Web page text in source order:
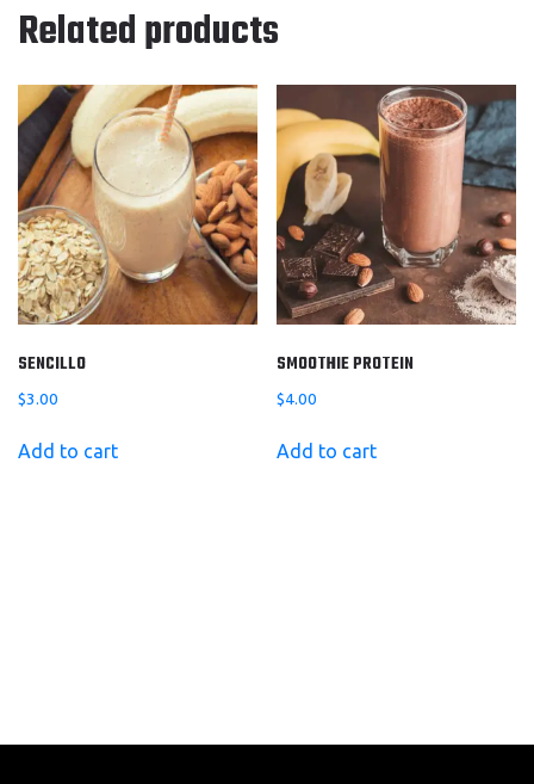
Related products
SENCILLO
$3.00
Add to cart
SMOOTHIE PROTEIN
$4.00
Add to cart